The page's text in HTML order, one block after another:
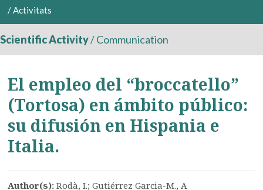
/Activitats
Scientific Activity/Communication
El empleo del “broccatello”
(Tortosa) en ámbito público:
su difusión en Hispania e
Italia.
Author(s):Rodà, I.; Gutiérrez Garcia-M., A